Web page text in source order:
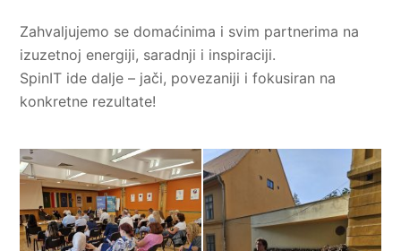
Zahvaljujemo se domaćinima i svim partnerima na
izuzetnoj energiji, saradnji i inspiraciji.
SpinIT ide dalje – jači, povezaniji i fokusiran na
konkretne rezultate!